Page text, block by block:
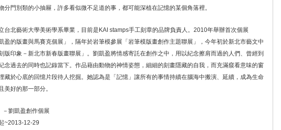
分門別類的小抽屜，許多看似微不足道的事，都可能深植在記憶的某個角落裡。
台北藝術大學美術學系畢業，目前是KAI stamps手工刻章的品牌負責人。2010年舉辦首次個展
凱盈的版畫與馬賽克個展」，隔年於岩筆模參展「岩筆模版畫創作主題聯展」，今年初於新北市藝文中
版印象－新北市新春版畫聯展」。劉凱盈將情感寄託在創作之中，用以紀念擦肩而過的人們、曾經到
念過去的同時也記錄當下。作品藉由動物的神情姿態，細細的刻畫隱藏的自我，而充滿窺看意味的窗
藏於心底的回憶片段待人挖掘。她認為是「記憶」讓所有的事情持續在腦海中搬演、延續，成為生命
美好的那一部分。
－劉凱盈創作個展
~2013-12-29